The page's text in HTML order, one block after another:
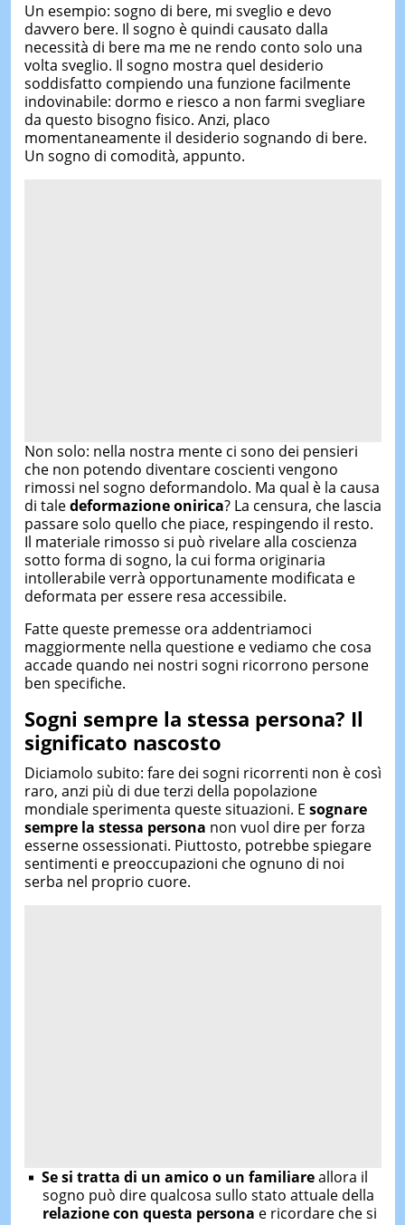
Un esempio: sogno di bere, mi sveglio e devo
davvero bere. Il sogno è quindi causato dalla
necessità di bere ma me ne rendo conto solo una
volta sveglio. Il sogno mostra quel desiderio
soddisfatto compiendo una funzione facilmente
indovinabile: dormo e riesco a non farmi svegliare
da questo bisogno fisico. Anzi, placo
momentaneamente il desiderio sognando di bere.
Un sogno di comodità, appunto.
Non solo: nella nostra mente ci sono dei pensieri
che non potendo diventare coscienti vengono
rimossi nel sogno deformandolo. Ma qual è la causa
di taledeformazione onirica? La censura, che lascia
passare solo quello che piace, respingendo il resto.
Il materiale rimosso si può rivelare alla coscienza
sotto forma di sogno, la cui forma originaria
intollerabile verrà opportunamente modificata e
deformata per essere resa accessibile.
Fatte queste premesse ora addentriamoci
maggiormente nella questione e vediamo che cosa
accade quando nei nostri sogni ricorrono persone
ben specifiche.
Sogni sempre la stessa persona? Il
significato nascosto
Diciamolo subito: fare dei sogni ricorrenti non è così
raro, anzi più di due terzi della popolazione
mondiale sperimenta queste situazioni. E sognare
sempre la stessa persona non vuol dire per forza
esserne ossessionati. Piuttosto, potrebbe spiegare
sentimenti e preoccupazioni che ognuno di noi
serba nel proprio cuore.
Se si tratta di un amico o un familiareallora il
sogno può dire qualcosa sullo stato attuale della
relazione con questa persona e ricordare che si